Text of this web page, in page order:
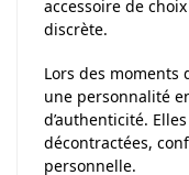
accessoire de
discrète.
Lors des moments
une personnalité
d’authenticité.
décontractées,
personnelle.